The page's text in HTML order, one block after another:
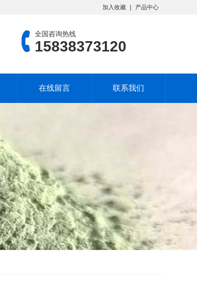
加入收藏 产品中心
全国咨询热线
15838373120
在线留言 联系我们